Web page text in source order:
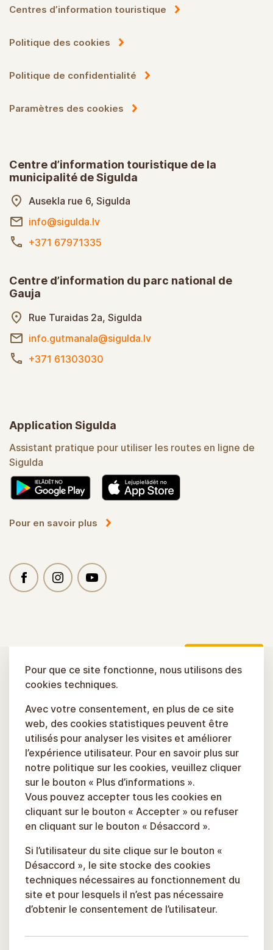
Centres d’information touristique
Politique des cookies
Politique de confidentialité
Paramètres des cookies
Centre d’information touristique de la
municipalité de Sigulda
Ausekla rue 6, Sigulda
info@sigulda.lv
+371 67971335
Centre d’information du parc national de
Gauja
Rue Turaidas 2a, Sigulda
info.gutmanala@sigulda.lv
+371 61303030
Application Sigulda
Assistant pratique pour utiliser les routes en ligne de
Sigulda
Pour en savoir plus
Pour que ce site fonctionne, nous utilisons des
cookies techniques.
Avec votre consentement, en plus de ce site
web, des cookies statistiques peuvent être
utilisés pour analyser les visites et améliorer
l’expérience utilisateur. Pour en savoir plus sur
notre politique sur les cookies, veuillez cliquer
sur le bouton « Plus d’informations ».
Vous pouvez accepter tous les cookies en
cliquant sur le bouton « Accepter » ou refuser
en cliquant sur le bouton « Désaccord ».
Si l’utilisateur du site clique sur le bouton «
Désaccord », le site stocke des cookies
techniques nécessaires au fonctionnement du
site et pour lesquels il n’est pas nécessaire
d’obtenir le consentement de l’utilisateur.